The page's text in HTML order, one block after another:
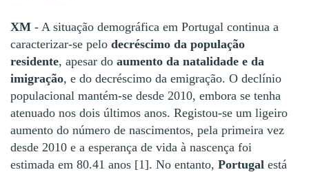
XM - A situação demográfica em Portugal continua a
caracterizar-se pelo decréscimo da população
residente, apesar do aumento da natalidade e da
imigração, e do decréscimo da emigração. O declínio
populacional mantém-se desde 2010, embora se tenha
atenuado nos dois últimos anos. Registou-se um ligeiro
aumento do número de nascimentos, pela primeira vez
desde 2010 e a esperança de vida à nascença foi
estimada em 80.41 anos [1]. No entanto, Portugal está